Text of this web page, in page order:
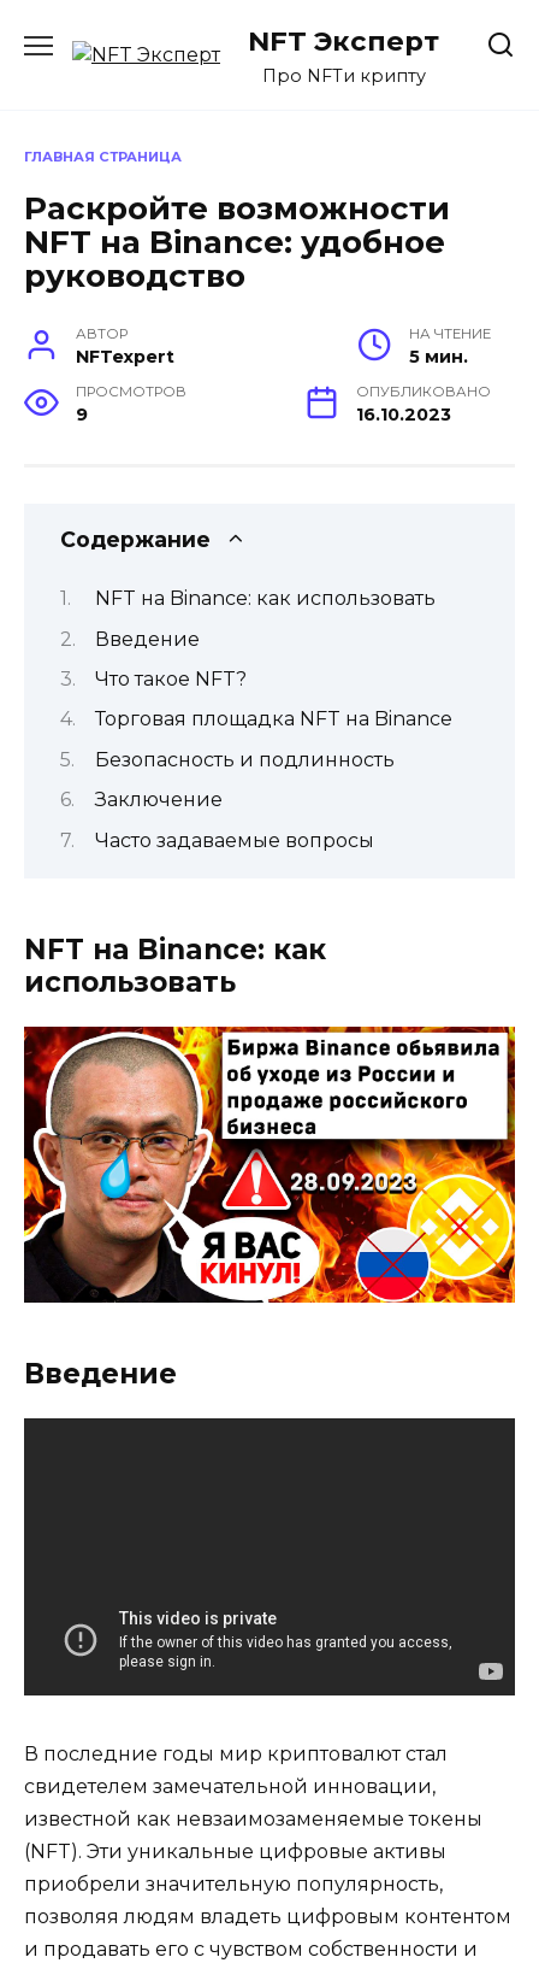
содержанию
NFT Эксперт
Про NFTи крипту
ГЛАВНАЯ СТРАНИЦА
Раскройте возможности
NFT на Binance: удобное
руководство
АВТОР
NFTexpert
НА ЧТЕНИЕ
5 мин.
ПРОСМОТРОВ
9
ОПУБЛИКОВАНО
16.10.2023
Содержание
NFT на Binance: как использовать
Введение
Что такое NFT?
Торговая площадка NFT на Binance
Безопасность и подлинность
Заключение
Часто задаваемые вопросы
NFT на Binance: как
использовать
Введение
В последние годы мир криптовалют стал
свидетелем замечательной инновации,
известной как невзаимозаменяемые токены
(NFT). Эти уникальные цифровые активы
приобрели значительную популярность,
позволяя людям владеть цифровым контентом
и продавать его с чувством собственности и